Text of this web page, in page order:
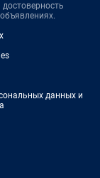
достоверность
данных и